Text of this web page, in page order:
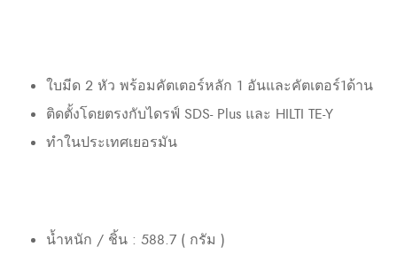
ใบมีด 2 หัว พร้อมคัตเตอร์หลัก 1 อันและคัตเตอร์1ด้าน
ติดตั้งโดยตรงกับไดรฟ์ SDS- Plus และ HILTI TE-Y
ทำในประเทศเยอรมัน
น้ำหนัก / ชิ้น : 588.7 ( กรัม )